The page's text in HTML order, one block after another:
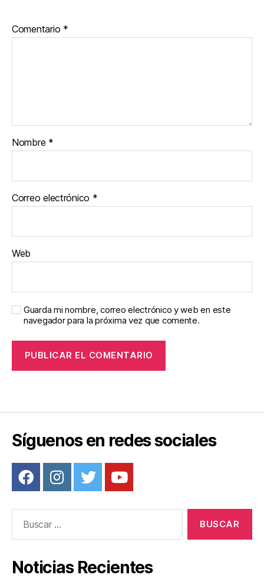
Comentario *
Nombre *
Correo electrónico *
Web
Guarda mi nombre, correo electrónico y web en este
navegador para la próxima vez que comente.
Síguenos en redes sociales
Noticias Recientes